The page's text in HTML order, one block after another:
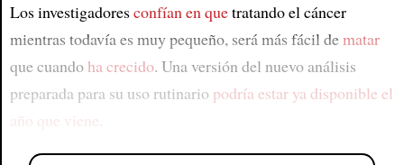
Los investigadoresconfían en quetratando el cáncer
mientras todavía es muy pequeño, será más fácil dematar
que cuandoha crecido. Una versión del nuevo análisis
preparada para su uso rutinario podría estar ya disponible el
año que viene